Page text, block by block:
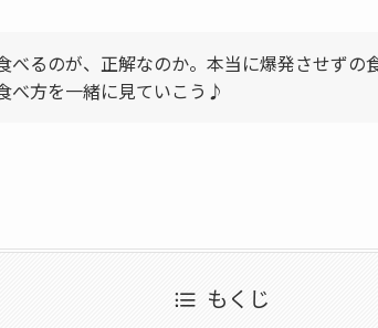
べるのが、正解なのか。本当に爆発させずの
べ方を一緒に見ていこう♪
もくじ